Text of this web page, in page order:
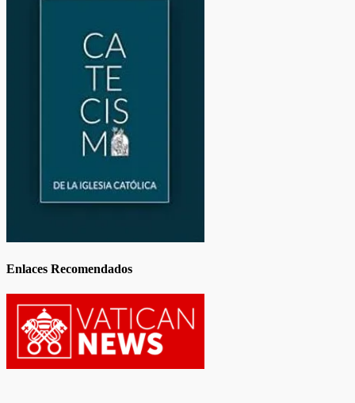
Enlaces Recomendados